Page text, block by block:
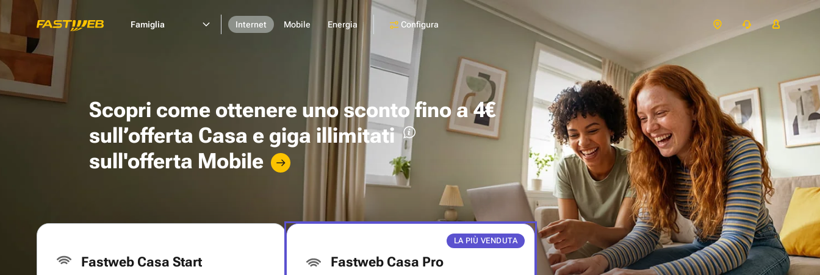
Famiglia Internet Mobile Energia Configura
Scopri come ottenere unosconto fino a 4€
sull’offerta Casa e giga illimitati
sull'offerta Mobile
Fastweb Casa Start
LA PIÙ VENDUTA
Fastweb Casa Pro